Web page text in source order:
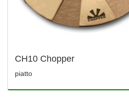
CH10 Chopper
piatto